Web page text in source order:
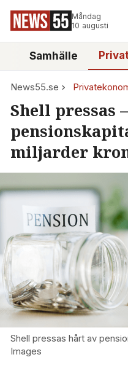
Måndag
10 augusti
Samhälle
News55.se
Shell pressas
miljarder
Shell pressas hårt av
Images